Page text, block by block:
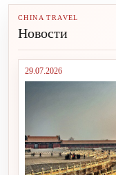
CHINA TRAVEL
Новости
29.07.2026